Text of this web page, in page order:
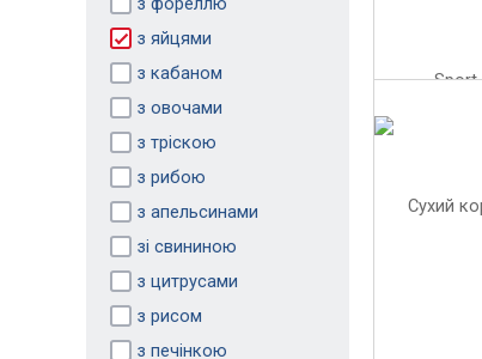
з яйцями
з кабаном
з овочами
з тріскою
з рибою
з апельсинами
зі свининою
з цитрусами
з рисом
з печінкою